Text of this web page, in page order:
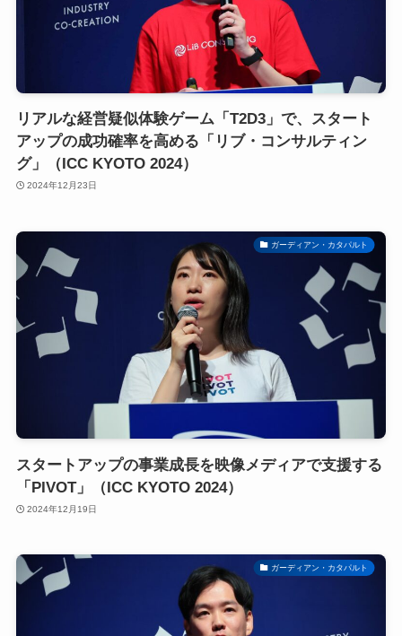
リアルな経営疑似体験ゲーム「T2D3」で、スタート
アップの成功確率を高める「リブ・コンサルティン
グ」（ICC KYOTO 2024）
2024年12月23日
ガーディアン・カタパルト
スタートアップの事業成長を映像メディアで支援する
「PIVOT」（ICC KYOTO 2024）
2024年12月19日
ガーディアン・カタパルト